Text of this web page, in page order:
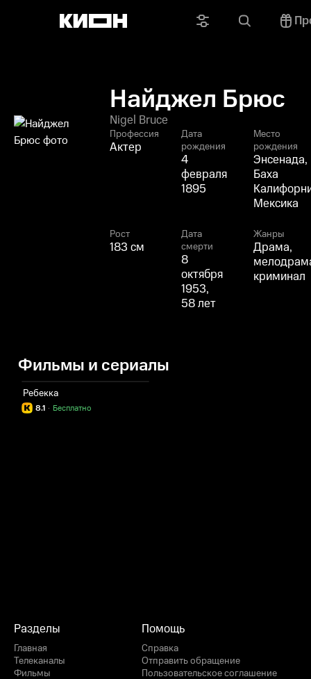
Найджел Брюс
Nigel Bruce
Профессия
Актер
Дата
рождения
4
февраля
1895
Место
рождения
Энсенада,
Баха
Мексика
Рост
183 см
Дата
смерти
8
октября
1953,
58 лет
Жанры
Драма,
криминал
Фильмы и сериалы
Ребекка
8.1 Бесплатно
·
Разделы
Главная
Телеканалы
Фильмы
Помощь
Справка
Отправить обращение
Пользовательское соглашение